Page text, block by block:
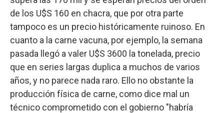
de los U$S 160 en chacra, que por otra parte
tampoco es un precio históricamente ruinoso. En
cuanto a la carne vacuna, por ejemplo, la semana
pasada llegó a valer U$S 3600 la tonelada, precio
que en series largas duplica a muchos de varios
años, y no parece nada raro. Ello no obstante la
producción física de carne, como dice mal un
técnico comprometido con el gobierno "habría